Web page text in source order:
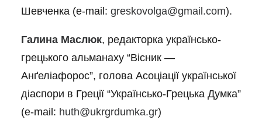
Шевченка (e-mail: greskovolga@gmail.com).
Галина Маслюк, редакторка українсько-
грецького альманаху “Вісник —
Анґеліафорос”, голова Асоціації української
діаспори в Греції “Українсько-Грецька Думка”
(e-mail: huth@ukrgrdumka.gr)